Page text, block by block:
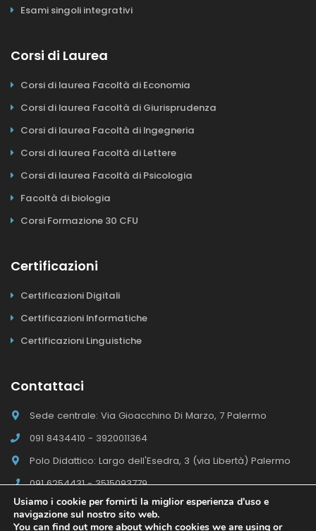
Esami singoli integrativi
Corsi di Laurea
Corsi di laurea Facoltà di Economia
Corsi di laurea Facoltà di Giurisprudenza
Corsi di laurea Facoltà di Ingegneria
Corsi di laurea Facoltà di Lettere
Corsi di laurea Facoltà di Psicologia
Facoltà di biologia
Corsi Formazione 30 CFU
Certificazioni
Certificazioni Digitali
Certificazioni Informatiche
Certificazioni Linguistiche
Contattaci
Sede centrale: Via Gioacchino Di Marzo, 7 Palermo
091 8434410 - 3920011364
Polo Didattico: Largo dell'Esedra, 3 (via Libertà) Palermo
091 6254431 - 3515093779
Usiamo i cookie per fornirti la miglior esperienza d'uso e
navigazione sul nostro sito web.
You can find out more about which cookies we are using or